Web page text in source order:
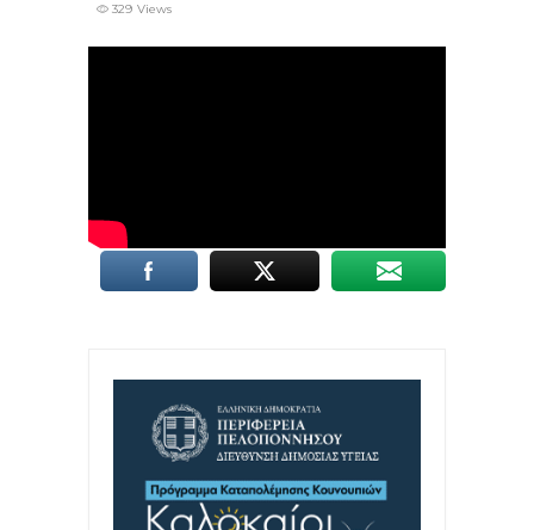
329 Views